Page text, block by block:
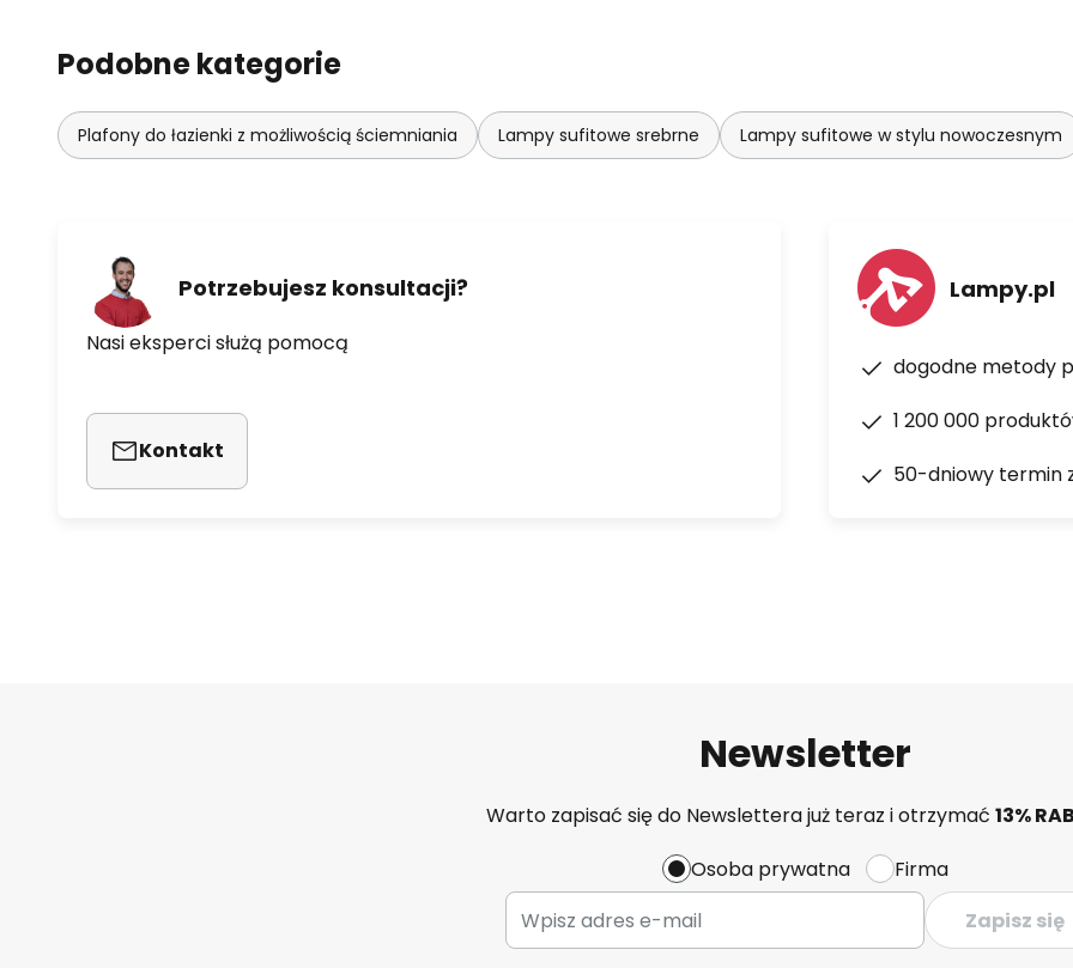
- Protokół sieciowy: WiFi 2,4 GHz
Podobne kategorie
Plafony do łazienki z możliwością ściemniania Lampy sufitowe srebrne Lampy sufitowe w stylu nowoczesnym
Potrzebujesz konsultacji?
Nasi eksperci służą pomocą
Kontakt
Lampy.pl
dogodne metody
1 200 000
50-dniowy termin
Newsletter
Warto zapisać się do Newslettera już teraz i otrzymać 13%
Osoba prywatna
Firma
Zapisz się